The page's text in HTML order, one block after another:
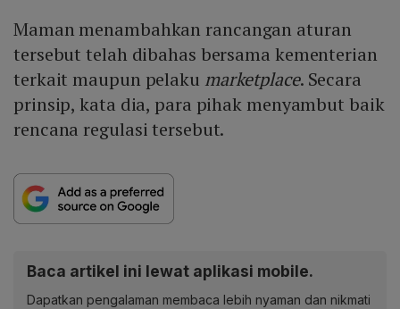
Maman menambahkan rancangan aturan
tersebut telah dibahas bersama kementerian
terkait maupun pelaku marketplace. Secara
prinsip, kata dia, para pihak menyambut baik
rencana regulasi tersebut.
Baca artikel ini lewat aplikasi mobile.
Dapatkan pengalaman membaca lebih nyaman dan nikmati